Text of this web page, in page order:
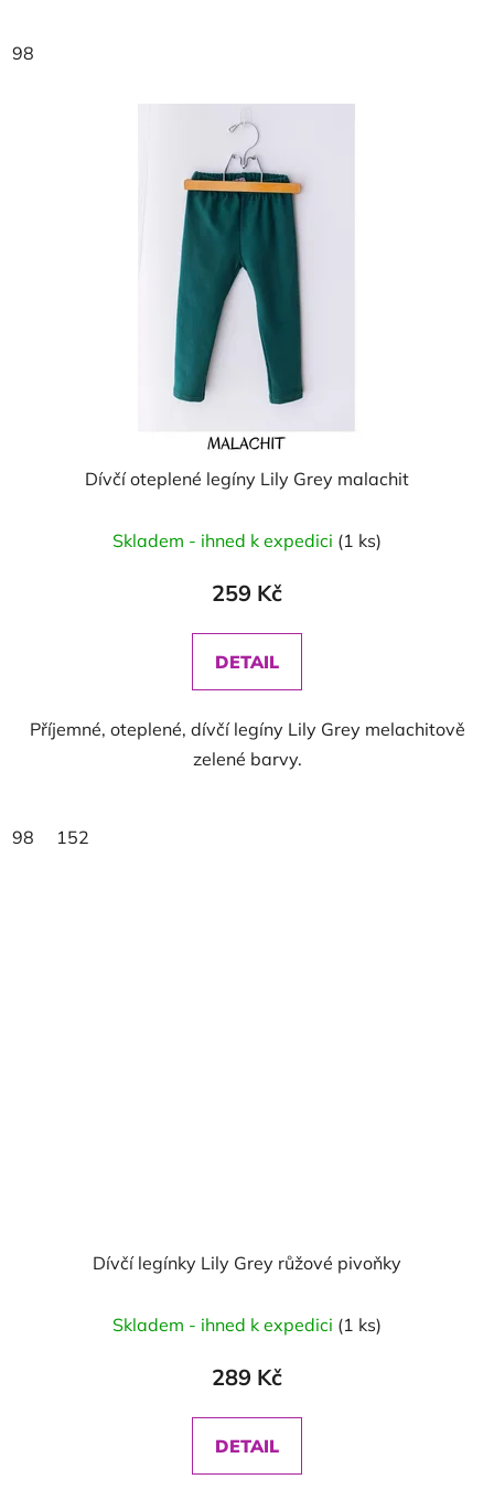
98
Dívčí oteplené legíny Lily Grey malachit
Skladem - ihned k expedici (1 ks)
259 Kč
DETAIL
Příjemné, oteplené, dívčí legíny Lily Grey melachitově
zelené barvy.
98 152
Dívčí legínky Lily Grey růžové pivoňky
Skladem - ihned k expedici (1 ks)
289 Kč
DETAIL